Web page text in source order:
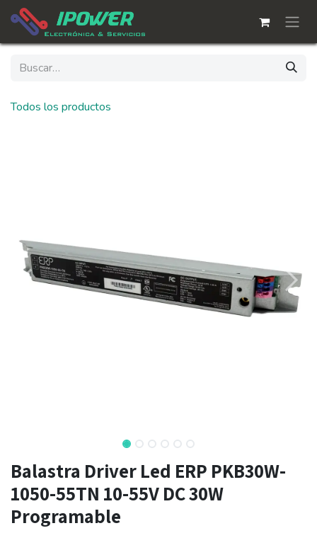
Ir al contenido
Todos los productos
Balastra Driver Led ERP PKB30W-
1050-55TN 10-55V DC 30W
Programable